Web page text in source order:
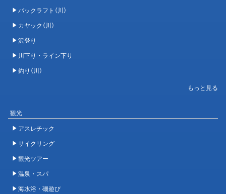
パックラフト（川）
カヤック（川）
沢登り
川下り・ライン下り
釣り（川）
観光
アスレチック
サイクリング
観光ツアー
温泉・スパ
海水浴・磯遊び